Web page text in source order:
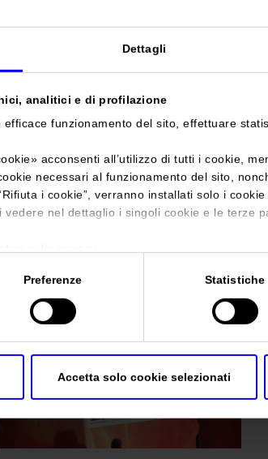
Dettagli
analitici e di profilazione
funzionamento del sito, effettuare
» acconsenti all’utilizzo di tutti i cookie,
necessari al funzionamento del sito,
Rifiuta i cookie”, verranno installati solo i cookie
vedere nel dettaglio i singoli cookie e le terze
Preferenze Statistiche
Accetta solo cookie selezionati
Calore sostenibile e innovazione: Verona
Fuoco>6